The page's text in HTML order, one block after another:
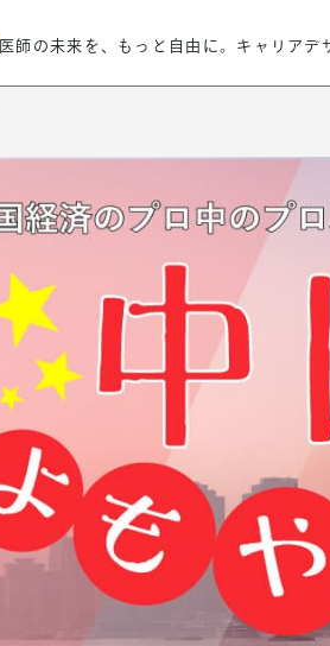
医師の未来を、もっと自由に。 キャリアデ